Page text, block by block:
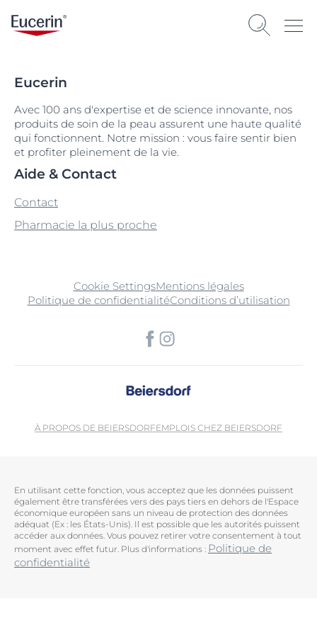
Eucerin
Avec 100 ans d'expertise et de science innovante, nos
produits de soin de la peau assurent une haute qualité
qui fonctionnent. Notre mission : vous faire sentir bien
et profiter pleinement de la vie.
Aide & Contact
Contact
Pharmacie la plus proche
Cookie SettingsMentions légales
Politique de confidentialitéConditions d’utilisation
À PROPOS DE BEIERSDORFEMPLOIS CHEZ BEIERSDORF
En utilisant cette fonction, vous acceptez que les données puissent
également être transférées vers des pays tiers en dehors de l'Espace
économique européen sans un niveau de protection des données
adéquat (Ex : les États-Unis). Il est possible que les autorités puissent
accéder aux données. Vous pouvez retirer votre consentement à tout
moment avec effet futur. Plus d'informations : Politique de
confidentialité